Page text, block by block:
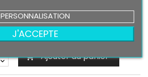
 Ajouter au panier
PERSONNALISATION
J'ACCEPTE